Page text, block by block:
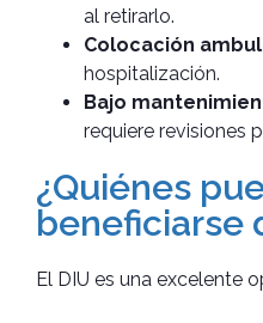
al retirarlo.
Colocación
hospitalización.
Bajo
requiere revisiones
¿Quiénes
beneficiarse
El DIU es una excelente